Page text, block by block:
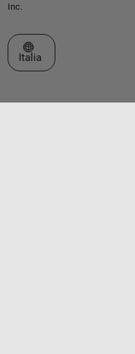
Inc.
Seleziona un sito web
Italia